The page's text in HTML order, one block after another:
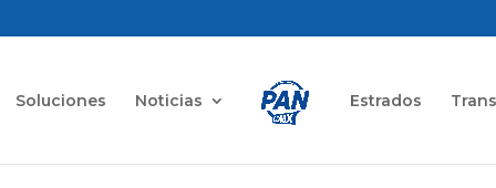
Soluciones Noticias Estrados